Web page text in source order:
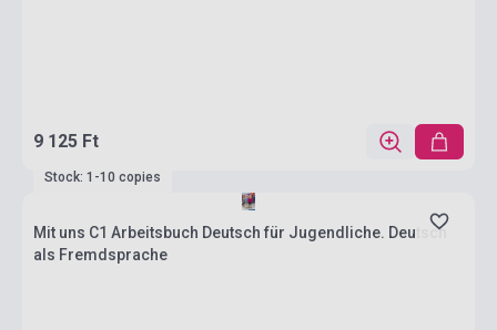
9 125 Ft
Stock: 1-10 copies
Mit uns C1 Arbeitsbuch Deutsch für Jugendliche. Deutsch
als Fremdsprache